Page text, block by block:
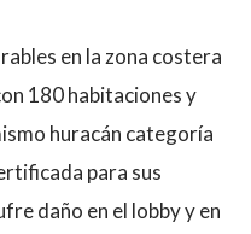
en la zona costera
180 habitaciones y
huracán categoría
para sus
daño en el lobby y en